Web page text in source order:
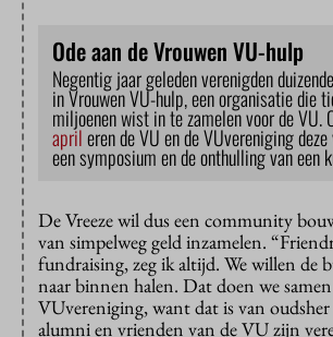
Ode aan de Vrouwen VU-hulp
Negentig jaar geleden verenigden
in Vrouwen VU-hulp, een organisatie die
miljoenen wist in te zamelen voor de VU.
aprileren de VU en de VUvereniging
een symposium en de onthulling van een
De Vreeze wil dus een community
van simpelweg geld inzamelen.
fundraising, zeg ik altijd. We willen de
naar binnen halen. Dat doen we
VUvereniging, want dat is van oudsher
alumni en vrienden van de VU zijn